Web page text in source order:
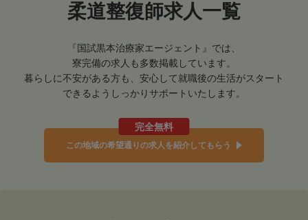
柔道整復師求人一覧
『国試黒本治療家エージェント』では、
寮完備の求人も多数掲載しています。
暮らしに不安がある方も、安心して就職後の生活がスタート
できるようしっかりサポートいたします。
完全無料
この地域の希望通りの求人を紹介してもらう